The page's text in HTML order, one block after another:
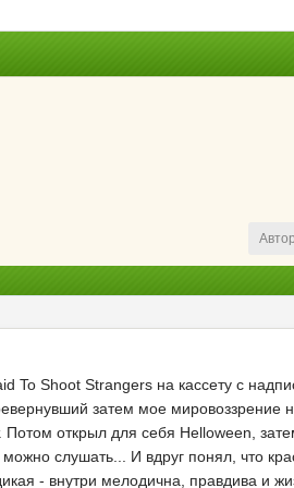
To Shoot Strangers на кассету с
затем мое мировоззрение
открыл для себя Helloween,
слушать... И вдруг понял, что
- внутри мелодична, правдива и